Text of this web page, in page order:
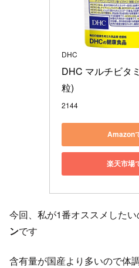
DHC
DHC マルチビタ
粒)
2144
Amazon
楽天市場
今回、私が1番オススメしたい
ンです
含有量が国産より多いので体